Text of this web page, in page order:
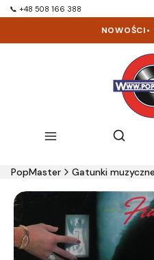
📞 +48 508 166 388
NOWOŚCI•
Menu Otwórz
Szukaj
PopMaster Gatunki muzyczne